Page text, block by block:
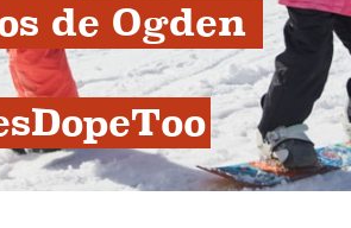
de Ogden